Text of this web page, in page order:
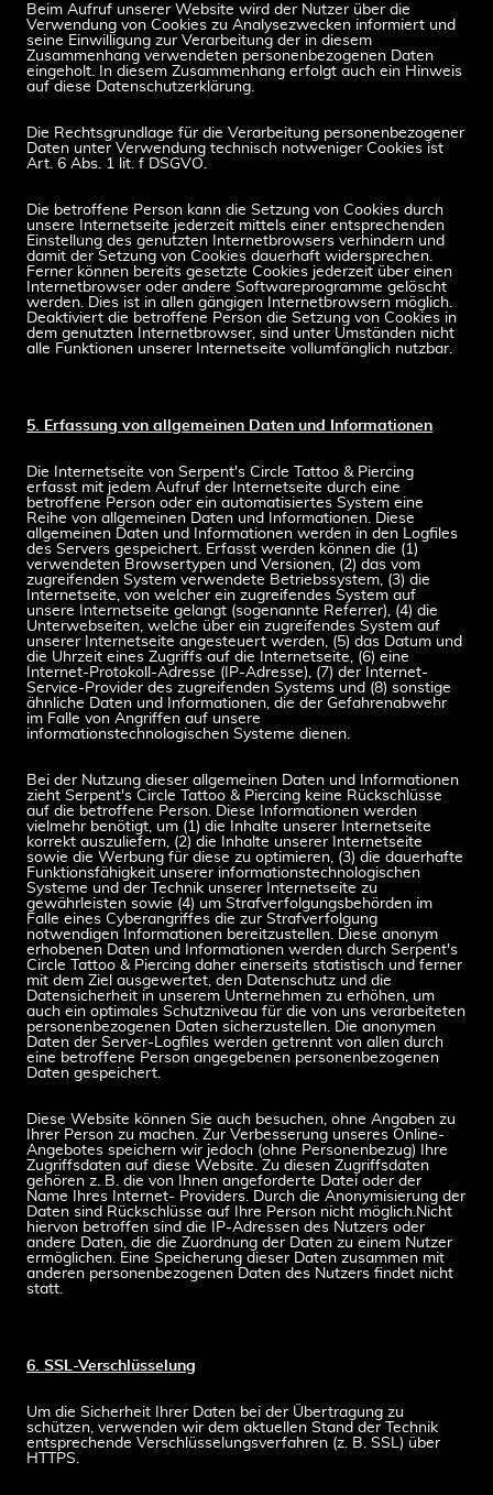
Beim Aufruf unserer Website wird der Nutzer über die
Verwendung von Cookies zu Analysezwecken informiert und
seine Einwilligung zur Verarbeitung der in diesem
Zusammenhang verwendeten personenbezogenen Daten
eingeholt. In diesem Zusammenhang erfolgt auch ein Hinweis
auf diese Datenschutzerklärung.
Die Rechtsgrundlage für die Verarbeitung personenbezogener
Daten unter Verwendung technisch notweniger Cookies ist
Art. 6 Abs. 1 lit. f DSGVO.
Die betroffene Person kann die Setzung von Cookies durch
unsere Internetseite jederzeit mittels einer entsprechenden
Einstellung des genutzten Internetbrowsers verhindern und
damit der Setzung von Cookies dauerhaft widersprechen.
Ferner können bereits gesetzte Cookies jederzeit über einen
Internetbrowser oder andere Softwareprogramme gelöscht
werden. Dies ist in allen gängigen Internetbrowsern möglich.
Deaktiviert die betroffene Person die Setzung von Cookies in
dem genutzten Internetbrowser, sind unter Umständen nicht
alle Funktionen unserer Internetseite vollumfänglich nutzbar.
5. Erfassung von allgemeinen Daten und Informationen
Die Internetseite von Serpent's Circle Tattoo & Piercing
erfasst mit jedem Aufruf der Internetseite durch eine
betroffene Person oder ein automatisiertes System eine
Reihe von allgemeinen Daten und Informationen. Diese
allgemeinen Daten und Informationen werden in den Logfiles
des Servers gespeichert. Erfasst werden können die (1)
verwendeten Browsertypen und Versionen, (2) das vom
zugreifenden System verwendete Betriebssystem, (3) die
Internetseite, von welcher ein zugreifendes System auf
unsere Internetseite gelangt (sogenannte Referrer), (4) die
Unterwebseiten, welche über ein zugreifendes System auf
unserer Internetseite angesteuert werden, (5) das Datum und
die Uhrzeit eines Zugriffs auf die Internetseite, (6) eine
Internet-Protokoll-Adresse (IP-Adresse), (7) der Internet-
Service-Provider des zugreifenden Systems und (8) sonstige
ähnliche Daten und Informationen, die der Gefahrenabwehr
im Falle von Angriffen auf unsere
informationstechnologischen Systeme dienen.
Bei der Nutzung dieser allgemeinen Daten und Informationen
zieht Serpent's Circle Tattoo & Piercing keine Rückschlüsse
auf die betroffene Person. Diese Informationen werden
vielmehr benötigt, um (1) die Inhalte unserer Internetseite
korrekt auszuliefern, (2) die Inhalte unserer Internetseite
sowie die Werbung für diese zu optimieren, (3) die dauerhafte
Funktionsfähigkeit unserer informationstechnologischen
Systeme und der Technik unserer Internetseite zu
gewährleisten sowie (4) um Strafverfolgungsbehörden im
Falle eines Cyberangriffes die zur Strafverfolgung
notwendigen Informationen bereitzustellen. Diese anonym
erhobenen Daten und Informationen werden durch Serpent's
Circle Tattoo & Piercing daher einerseits statistisch und ferner
mit dem Ziel ausgewertet, den Datenschutz und die
Datensicherheit in unserem Unternehmen zu erhöhen, um
auch ein optimales Schutzniveau für die von uns verarbeiteten
personenbezogenen Daten sicherzustellen. Die anonymen
Daten der Server-Logfiles werden getrennt von allen durch
eine betroffene Person angegebenen personenbezogenen
Daten gespeichert.
Diese Website können Sie auch besuchen, ohne Angaben zu
Ihrer Person zu machen. Zur Verbesserung unseres Online-
Angebotes speichern wir jedoch (ohne Personenbezug) Ihre
Zugriffsdaten auf diese Website. Zu diesen Zugriffsdaten
gehören z. B. die von Ihnen angeforderte Datei oder der
Name Ihres Internet- Providers. Durch die Anonymisierung der
Daten sind Rückschlüsse auf Ihre Person nicht möglich.Nicht
hiervon betroffen sind die IP-Adressen des Nutzers oder
andere Daten, die die Zuordnung der Daten zu einem Nutzer
ermöglichen. Eine Speicherung dieser Daten zusammen mit
anderen personenbezogenen Daten des Nutzers findet nicht
statt.
6. SSL-Verschlüsselung
Um die Sicherheit Ihrer Daten bei der Übertragung zu
schützen, verwenden wir dem aktuellen Stand der Technik
entsprechende Verschlüsselungsverfahren (z. B. SSL) über
HTTPS.